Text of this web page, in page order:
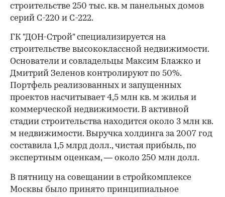
строительстве 250 тыс. кв. м панельных домов
серий С-220 и С-222.
ГК "ДОН-Строй" специализируется на
строительстве высококлассной недвижимости.
Основатели и совладельцы Максим Блажко и
Дмитрий Зеленов контролируют по 50%.
Портфель реализованных и запущенных
проектов насчитывает 4,5 млн кв. м жилья и
коммерческой недвижимости. В активной
стадии строительства находится около 3 млн кв.
м недвижимости. Выручка холдинга за 2007 год
составила 1,5 млрд долл., чистая прибыль, по
экспертным оценкам, — около 250 млн долл.
В пятницу на совещании в стройкомплексе
Москвы было принято принципиальное